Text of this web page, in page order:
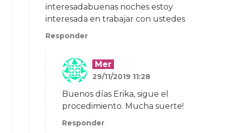
interesadabuenas noches estoy
interesada en trabajar con ustedes
Responder
Mer
29/11/2019 11:28
Buenos días Erika, sigue el
procedimiento. Mucha suerte!
Responder